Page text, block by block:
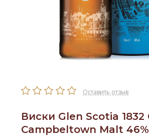
Оставить отзыв
Виски Glen Scotia 1832
Campbeltown Malt